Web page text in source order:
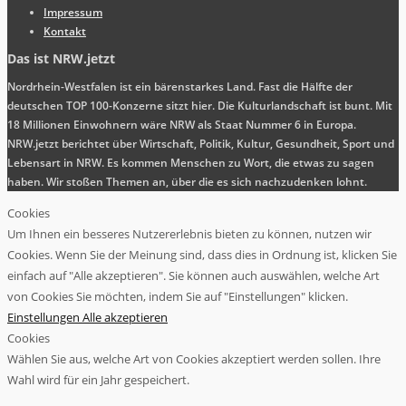
Impressum
Kontakt
Das ist NRW.jetzt
Nordrhein-Westfalen ist ein bärenstarkes Land. Fast die Hälfte der
deutschen TOP 100-Konzerne sitzt hier. Die Kulturlandschaft ist bunt. Mit
18 Millionen Einwohnern wäre NRW als Staat Nummer 6 in Europa.
NRW.jetzt berichtet über Wirtschaft, Politik, Kultur, Gesundheit, Sport und
Lebensart in NRW. Es kommen Menschen zu Wort, die etwas zu sagen
haben. Wir stoßen Themen an, über die es sich nachzudenken lohnt.
Cookies
Um Ihnen ein besseres Nutzererlebnis bieten zu können, nutzen wir
Cookies. Wenn Sie der Meinung sind, dass dies in Ordnung ist, klicken Sie
einfach auf "Alle akzeptieren". Sie können auch auswählen, welche Art
von Cookies Sie möchten, indem Sie auf "Einstellungen" klicken.
Einstellungen Alle akzeptieren
Cookies
Wählen Sie aus, welche Art von Cookies akzeptiert werden sollen. Ihre
Wahl wird für ein Jahr gespeichert.